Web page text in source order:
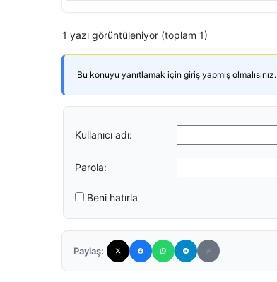
1 yazı görüntüleniyor (toplam 1)
Bu konuyu yanıtlamak için giriş yapmış olmalısınız.
Kullanıcı adı:
Parola:
Beni hatırla
Paylaş: